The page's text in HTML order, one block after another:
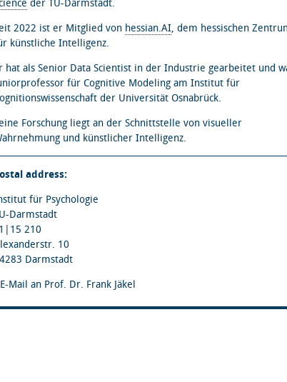
der TU-Darmstadt.
2022 ist er Mitglied von hessian.AI, dem hessischen
künstliche Intelligenz.
hat als Senior Data Scientist in der Industrie gearbeitet und
für Cognitive Modeling am Institut für
der Universität Osnabrück.
Forschung liegt an der Schnittstelle von visueller
und künstlicher Intelligenz.
address:
für Psychologie
Darmstadt
210
10
Darmstadt
E-Mail an Prof. Dr. Frank Jäkel